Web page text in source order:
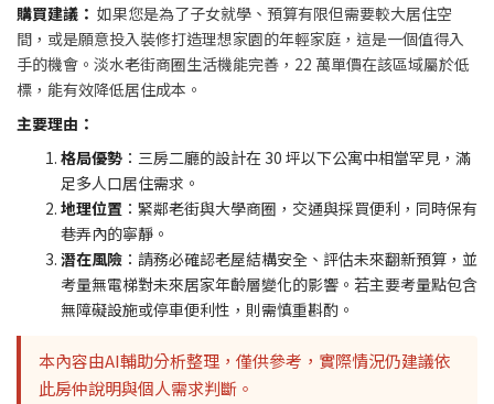
購買建議： 如果您是為了子女就學、預算有限但需要較大居住空
間，或是願意投入裝修打造理想家園的年輕家庭，這是一個值得入
手的機會。淡水老街商圈生活機能完善，22 萬單價在該區域屬於低
標，能有效降低居住成本。
主要理由：
格局優勢 ：三房二廳的設計在 30 坪以下公寓中相當罕見，滿
足多人口居住需求。
地理位置 ：緊鄰老街與大學商圈，交通與採買便利，同時保有
巷弄內的寧靜。
潛在風險 ：請務必確認老屋結構安全、評估未來翻新預算，並
考量無電梯對未來居家年齡層變化的影響。若主要考量點包含
無障礙設施或停車便利性，則需慎重斟酌。
本內容由AI輔助分析整理，僅供參考，實際情況仍建議依
此房仲說明與個人需求判斷。